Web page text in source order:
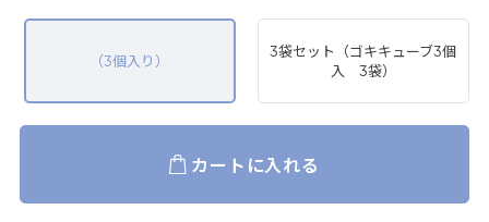
（3個入り）
3袋セット（ゴキキューブ3個
入 3袋）
カートに入れる